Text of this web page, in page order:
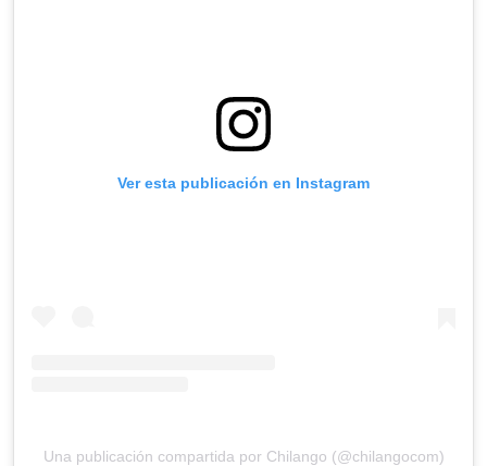
Ver esta publicación en Instagram
Una publicación compartida por Chilango (@chilangocom)